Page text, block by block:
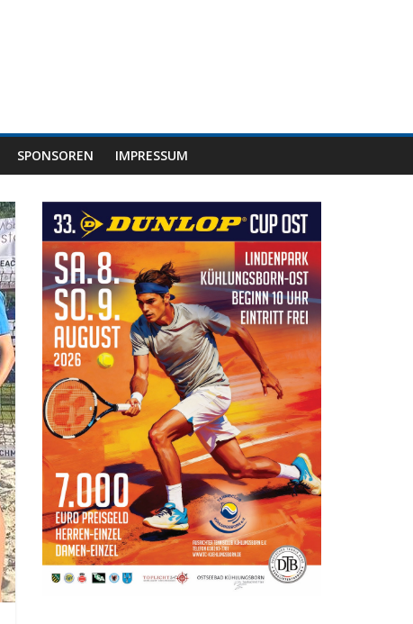
SPONSOREN IMPRESSUM